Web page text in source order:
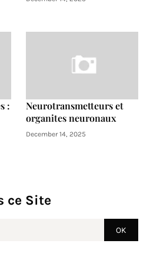
:
Neurotransmetteurs et
organites neuronaux
December 14, 2025
ce Site